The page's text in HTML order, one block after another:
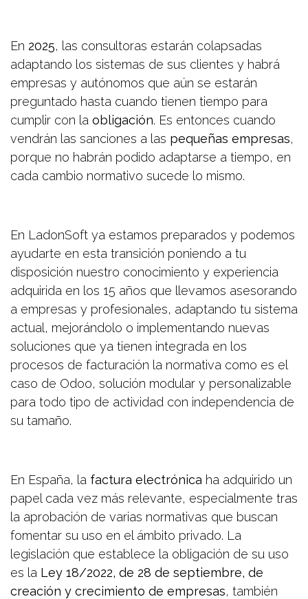
En 2025, las consultoras estarán colapsadas
adaptando los sistemas de sus clientes y habrá
empresas y autónomos que aún se estarán
preguntado hasta cuando tienen tiempo para
cumplir con la obligación. Es entonces cuando
vendrán las sanciones a las pequeñas empresas,
porque no habrán podido adaptarse a tiempo, en
cada cambio normativo sucede lo mismo.
En LadonSoft ya estamos preparados y podemos
ayudarte en esta transición poniendo a tu
disposición nuestro conocimiento y experiencia
adquirida en los 15 años que llevamos asesorando
a empresas y profesionales, adaptando tu sistema
actual, mejorándolo o implementando nuevas
soluciones que ya tienen integrada en los
procesos de facturación la normativa como es el
caso de Odoo, solución modular y personalizable
para todo tipo de actividad con independencia de
su tamaño.
En España, la factura electrónica ha adquirido un
papel cada vez más relevante, especialmente tras
la aprobación de varias normativas que buscan
fomentar su uso en el ámbito privado. La
legislación que establece la obligación de su uso
es la Ley 18/2022, de 28 de septiembre, de
creación y crecimiento de empresas, también